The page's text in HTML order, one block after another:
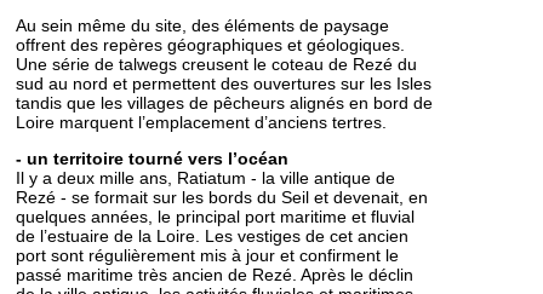
Au sein même du site, des éléments de paysage
offrent des repères géographiques et géologiques.
Une série de talwegs creusent le coteau de Rezé du
sud au nord et permettent des ouvertures sur les Isles
tandis que les villages de pêcheurs alignés en bord de
Loire marquent l’emplacement d’anciens tertres.
- un territoire tourné vers l’océan
Il y a deux mille ans, Ratiatum - la ville antique de
Rezé - se formait sur les bords du Seil et devenait, en
quelques années, le principal port maritime et fluvial
de l’estuaire de la Loire. Les vestiges de cet ancien
port sont régulièrement mis à jour et confirment le
passé maritime très ancien de Rezé. Après le déclin